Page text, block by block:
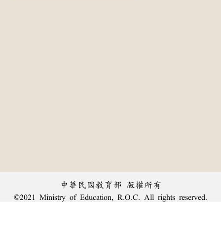
中華民國教育部 版權所有
©2021 Ministry of Education, R.O.C. All rights reserved.